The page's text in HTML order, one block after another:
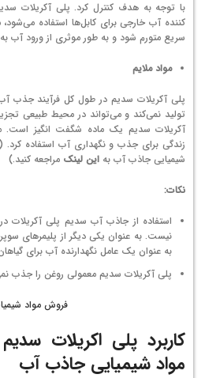
با توجه به هدف کنترل کرد. پلی آکریلات
کننده آب خارجی برای کابل‌ها استفاده
سریع متورم شود و به طور موثری از ورود آب
مواد ملایم
پلی آکریلات سدیم در طول کل فرآیند جذب
تولید نمی‌کند و می‌تواند در محیط طبیعی
آکریلات سدیم یک ماده شگفت انگیز است.
زندگی برای جذب و نگهداری آب استفاده کرد.
شیمیایی جاذب آب به این لینک مراجعه کنید.)
نکات:
استفاده از جاذب آب سدیم پلی آکریلات
نیست. به عنوان یکی دیگر از پلیمرهای
به عنوان یک عامل نگهدارنده آب برای
پلی آکریلات سدیم معمولی روغن را جذب
فروش مواد
کاربرد پلی اکریلات
مواد شیمیایی جاذب آب